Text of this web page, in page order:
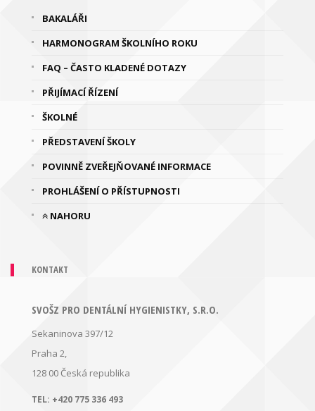
BAKALÁŘI
HARMONOGRAM ŠKOLNÍHO ROKU
FAQ – ČASTO KLADENÉ DOTAZY
PŘIJÍMACÍ ŘÍZENÍ
ŠKOLNÉ
PŘEDSTAVENÍ ŠKOLY
POVINNĚ ZVEŘEJŇOVANÉ INFORMACE
PROHLÁŠENÍ O PŘÍSTUPNOSTI
NAHORU
KONTAKT
SVOŠZ PRO DENTÁLNÍ HYGIENISTKY, S.R.O.
Sekaninova 397/12
Praha 2,
128 00 Česká republika
TEL: +420 775 336 493